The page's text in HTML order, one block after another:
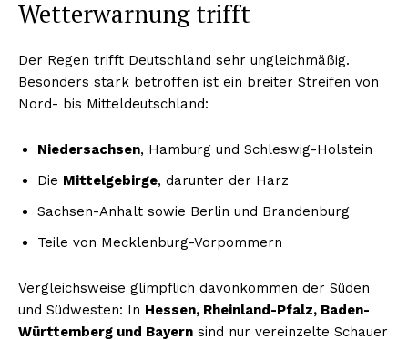
Wetterwarnung trifft
Der Regen trifft Deutschland sehr ungleichmäßig.
Besonders stark betroffen ist ein breiter Streifen von
Nord- bis Mitteldeutschland:
Niedersachsen, Hamburg und Schleswig-Holstein
Die Mittelgebirge, darunter der Harz
Sachsen-Anhalt sowie Berlin und Brandenburg
Teile von Mecklenburg-Vorpommern
Vergleichsweise glimpflich davonkommen der Süden
und Südwesten: In Hessen, Rheinland-Pfalz, Baden-
Württemberg und Bayern sind nur vereinzelte Schauer